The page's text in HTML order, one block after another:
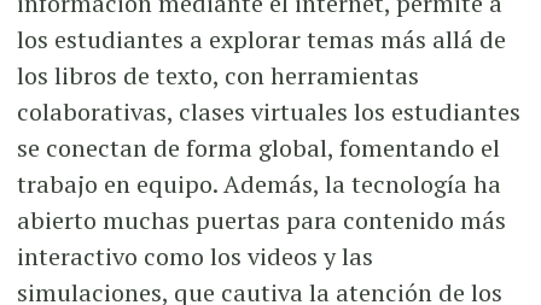
los estudiantes a explorar temas más allá de
los libros de texto, con herramientas
colaborativas, clases virtuales los estudiantes
se conectan de forma global, fomentando el
trabajo en equipo. Además, la tecnología ha
abierto muchas puertas para contenido más
interactivo como los videos y las
simulaciones, que cautiva la atención de los